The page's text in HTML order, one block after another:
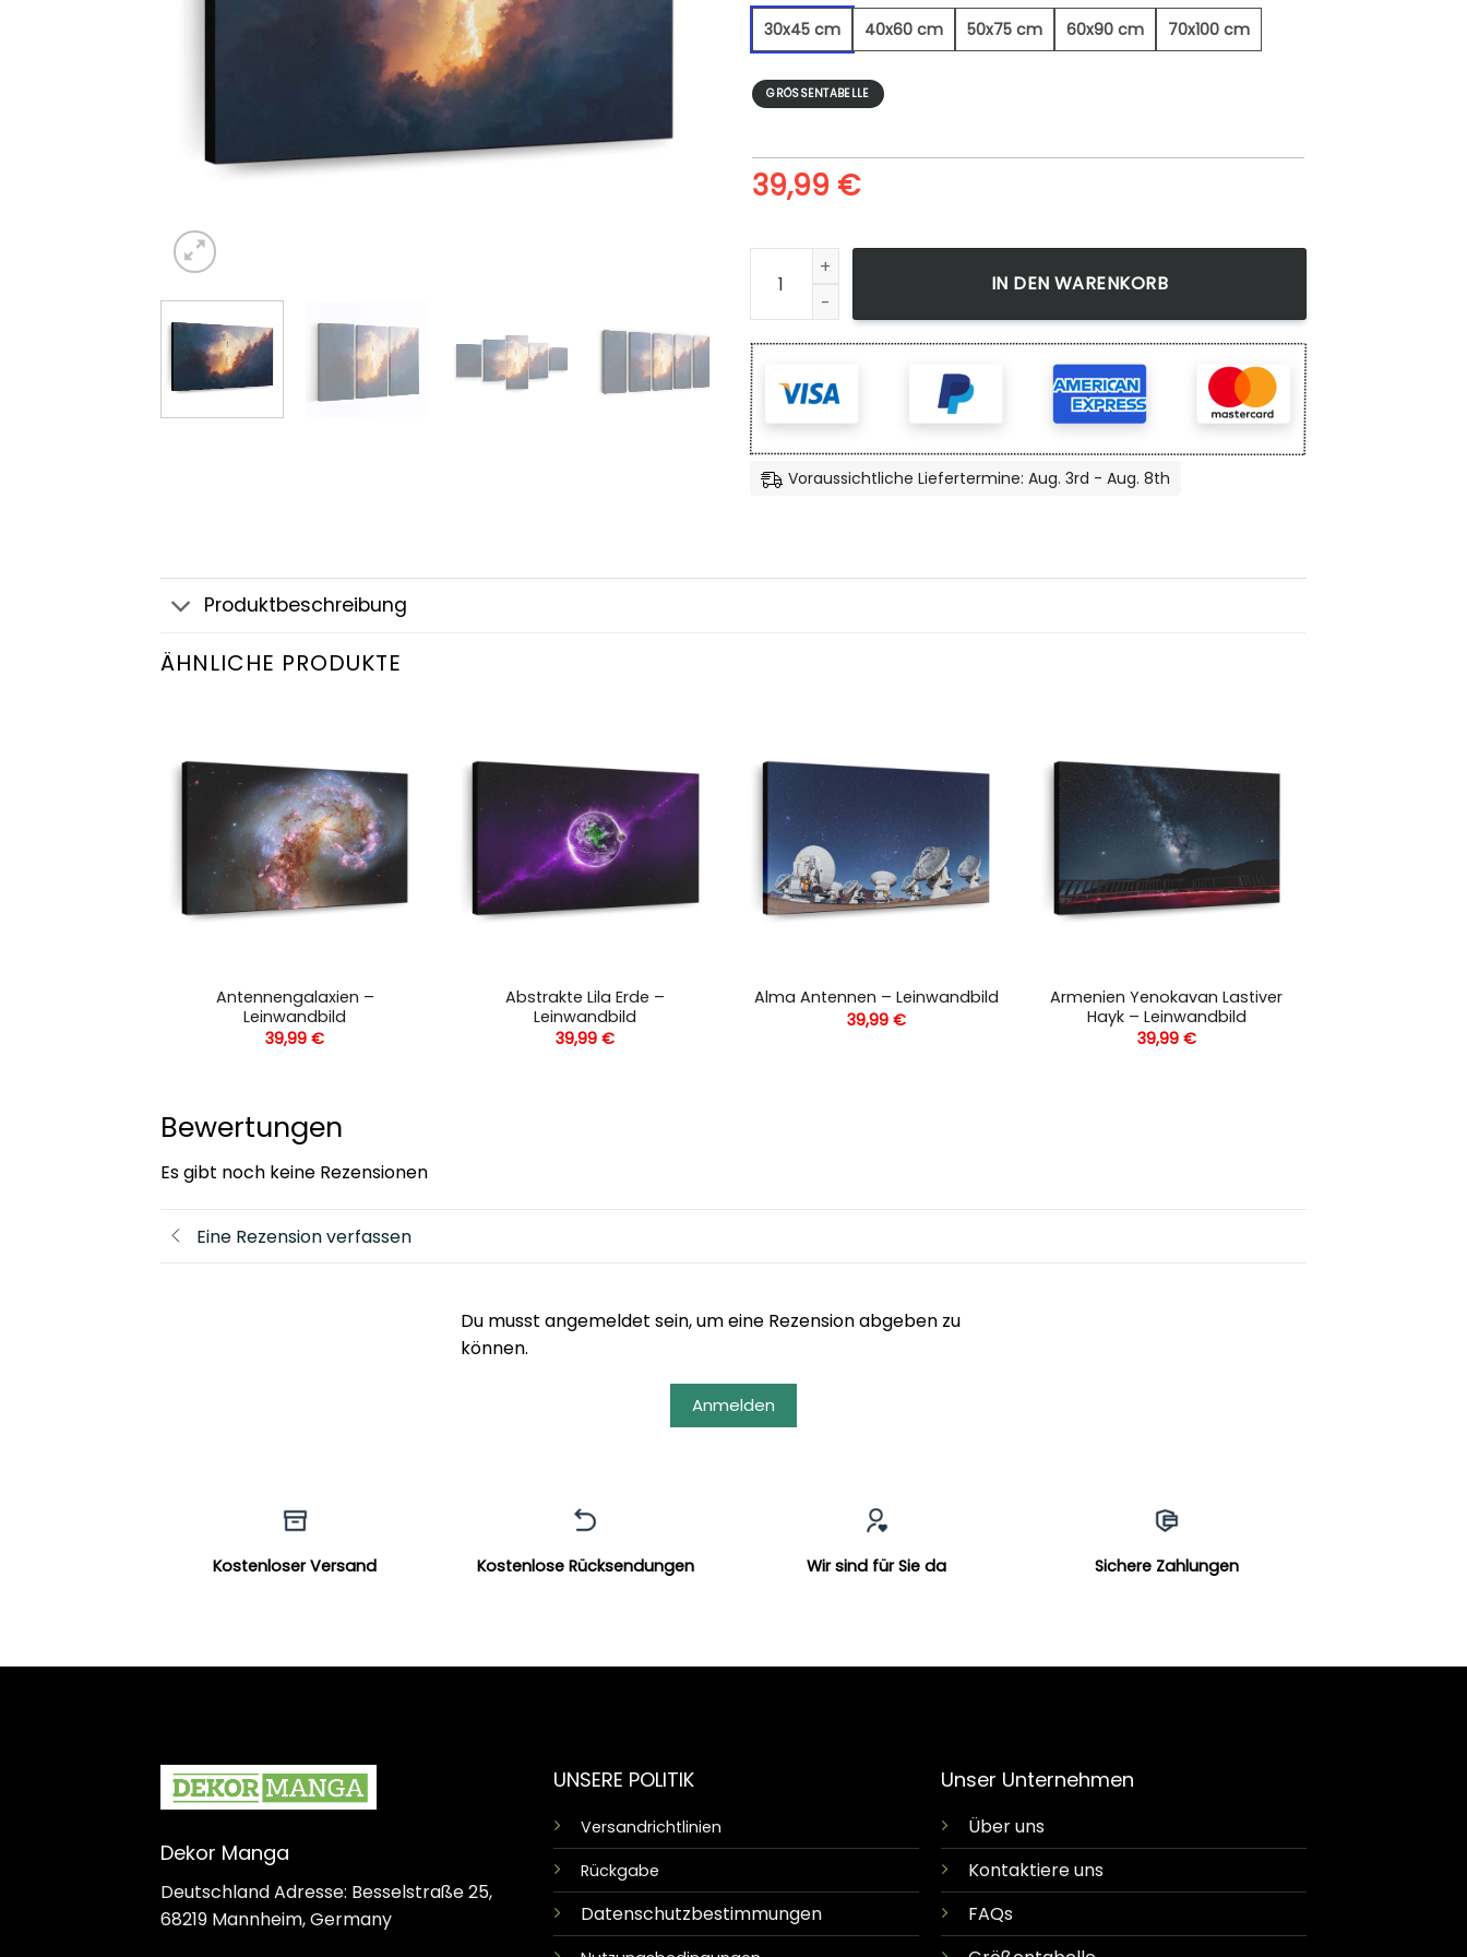
30x45 cm
40x60 cm 50x75 cm 60x90 cm 70x100 cm
GRÖSSENTABELLE
39,99 €
Die Erde Verlassen - Leinwandbild Menge
IN DEN WARENKORB
Voraussichtliche Liefertermine: Aug. 3rd - Aug. 8th
Produktbeschreibung
ÄHNLICHE PRODUKTE
Antennengalaxien –
Leinwandbild
39,99€
Abstrakte Lila Erde –
Leinwandbild
39,99€
Alma Antennen – Leinwandbild
39,99 €
Armenien Yenokavan Lastiver
Hayk – Leinwandbild
39,99 €
Bewertungen
Es gibt noch keine Rezensionen
Eine Rezension verfassen
Du musst angemeldet sein, um eine Rezension abgeben zu
können.
Anmelden
Kostenloser Versand Kostenlose Rücksendungen Wir sind für Sie da Sichere Zahlungen
Dekor Manga
Deutschland Adresse: Besselstraße 25,
68219 Mannheim, Germany
UNSERE POLITIK
Versandrichtlinien
Rückgabe
Datenschutzbestimmungen
Unser Unternehmen
Über uns
Kontaktiere uns
FAQs